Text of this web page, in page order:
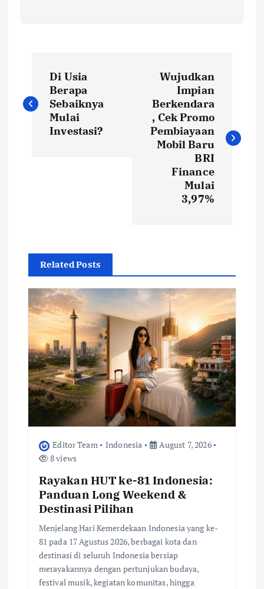
o
g
a
t
o
Di Usia
Berapa
Sebaiknya
Mulai
Investasi?
Wujudkan
Impian
Berkendara
, Cek Promo
Pembiayaan
Mobil Baru
BRI
Finance
Mulai
3,97%
Related Posts
Editor Team Indonesia
August 7, 2026
8 views
Rayakan HUT ke-81 Indonesia:
Panduan Long Weekend &
Destinasi Pilihan
Menjelang Hari Kemerdekaan Indonesia yang ke-
81 pada 17 Agustus 2026, berbagai kota dan
destinasi di seluruh Indonesia bersiap
merayakannya dengan pertunjukan budaya,
festival musik, kegiatan komunitas, hingga